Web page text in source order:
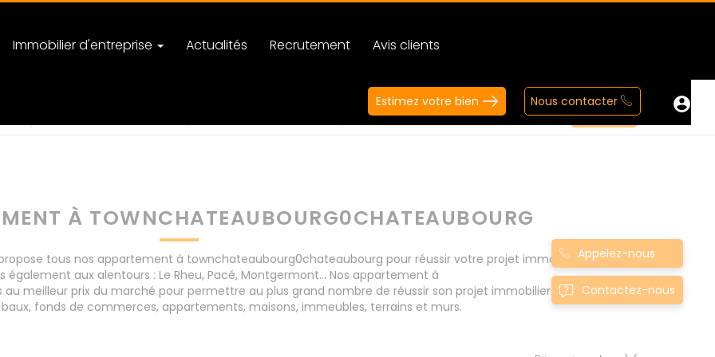
Immobilier d'entreprise Actualités Recrutement Avis clients
Estimez votre bien Nous contacter
À TOWNCHATEAUBOURG0CHATEAUBOURG
tous nos appartement à townchateaubourg0chateaubourg pour réussir votre projet immobilier d' achat.
aux alentours : Le Rheu, Pacé, Montgermont... Nos appartement à
meilleur prix du marché pour permettre au plus grand nombre de réussir son projet immobilier. Nous
fonds de commerces, appartements, maisons, immeubles, terrains et murs.
Appelez-nous
Contactez-nous